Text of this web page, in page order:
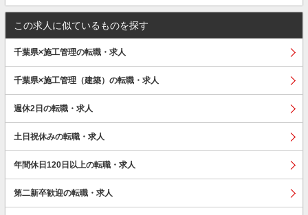
この求人に似ているものを探す
千葉県×施工管理の転職・求人
千葉県×施工管理（建築）の転職・求人
週休2日の転職・求人
土日祝休みの転職・求人
年間休日120日以上の転職・求人
第二新卒歓迎の転職・求人